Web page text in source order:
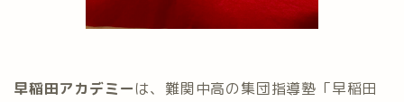
早稲田アカデミーは、難関中高の集団指導塾「早稲田